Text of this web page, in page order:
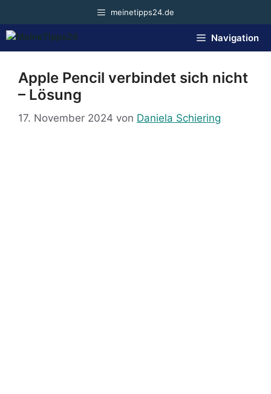
springen
meinetipps24.de
Navigation
Apple Pencil verbindet sich nicht
– Lösung
17. November 2024 von Daniela Schiering